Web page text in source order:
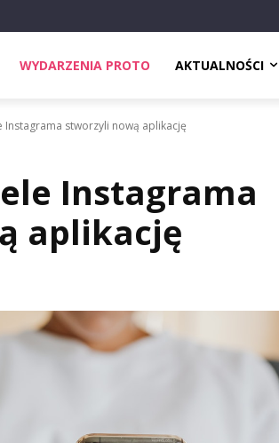
WYDARZENIA PROTO AKTUALNOŚCI
Instagrama stworzyli nową aplikację
Instagrama
aplikację